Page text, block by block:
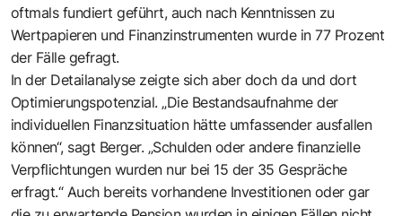
oftmals fundiert geführt, auch nach Kenntnissen zu
Wertpapieren und Finanzinstrumenten wurde in 77 Prozent
der Fälle gefragt.
In der Detailanalyse zeigte sich aber doch da und dort
Optimierungspotenzial. „Die Bestandsaufnahme der
individuellen Finanzsituation hätte umfassender ausfallen
können“, sagt Berger. „Schulden oder andere finanzielle
Verpflichtungen wurden nur bei 15 der 35 Gespräche
erfragt.“ Auch bereits vorhandene Investitionen oder gar